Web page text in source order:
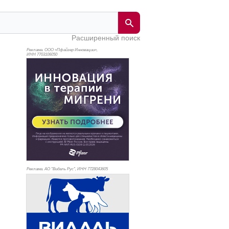
Расширенный поиск
Реклама. ООО «Пфайзер Инновации»,
ИНН 7703106050
Реклама. АО "Видаль Рус", ИНН 7728043605